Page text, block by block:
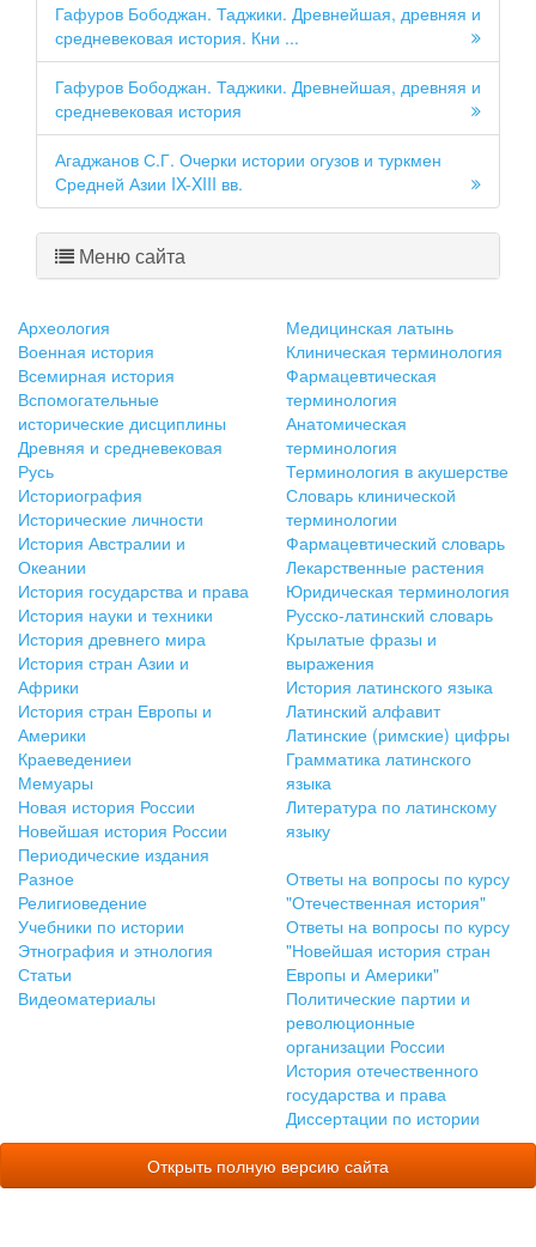
Гафуров Бободжан. Таджики. Древнейшая, древняя и
средневековая история. Кни ...
Гафуров Бободжан. Таджики. Древнейшая, древняя и
средневековая история
Агаджанов С.Г. Очерки истории огузов и туркмен
Средней Азии IX-XIII вв.
Меню сайта
Археология
Военная история
Всемирная история
Вспомогательные
исторические дисциплины
Древняя и средневековая
Русь
Историография
Исторические личности
История Австралии и
Океании
История государства и права
История науки и техники
История древнего мира
История стран Азии и
Африки
История стран Европы и
Америки
Краеведениеи
Мемуары
Новая история России
Новейшая история России
Периодические издания
Разное
Религиоведение
Учебники по истории
Этнография и этнология
Статьи
Видеоматериалы
Медицинская латынь
Клиническая терминология
Фармацевтическая
терминология
Анатомическая
терминология
Терминология в акушерстве
Словарь клинической
терминологии
Фармацевтический словарь
Лекарственные растения
Юридическая терминология
Русско-латинский словарь
Крылатые фразы и
выражения
История латинского языка
Латинский алфавит
Латинские (римские) цифры
Грамматика латинского
языка
Литература по латинскому
языку
Ответы на вопросы по курсу
"Отечественная история"
Ответы на вопросы по курсу
"Новейшая история стран
Европы и Америки"
Политические партии и
революционные
организации России
История отечественного
государства и права
Диссертации по истории
Открыть полную версию сайта